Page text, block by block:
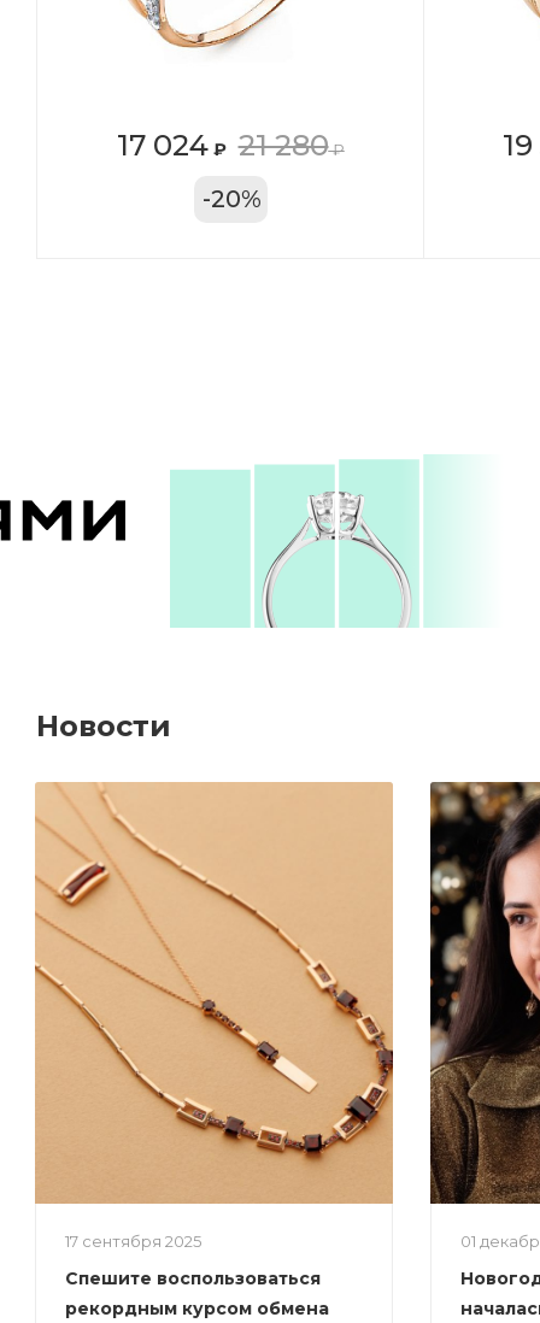
17 024₽ 21 280₽
-20%
Цвет золота
ТРЦ «Московский
Проспект»
Новости
17 сентября 2025
Спешите воспользоваться
рекордным курсом обмена
01